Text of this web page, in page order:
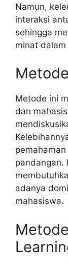
Namun,
interaksi
sehingga
minat
Metode ini
dan
pandangan.
adanya
mahasiswa.